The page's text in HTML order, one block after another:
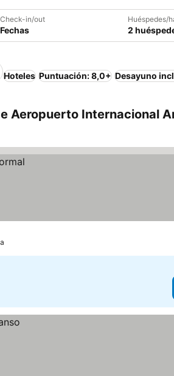
Check-in/out
Fechas
Huéspedes/
2
Andrés Sabella
Hoteles Puntuación: 8,0+ Desayuno
Aeropuerto Internacional